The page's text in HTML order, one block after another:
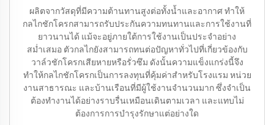
ผลิตจากวัสดุที่มีความต้านทานสูงต่อทั้งน้ำและอากาศ ทำให้
กลไกชักโครกสามารถรับประกันความทนทานและการใช้งานที่
ยาวนานได้ แม้จะอยู่ภายใต้การใช้งานเป็นประจำอย่าง
สม่ำเสมอ ตัวกลไกยังสามารถทนต่อปัญหาทั่วไปที่เกี่ยวข้องกับ
วาล์วชักโครกเสียหายหรือรั่วซึม ดังนั้นความแข็งแกร่งนี้จึง
ทำให้กลไกชักโครกเป็นการลงทุนที่คุ้มค่าสำหรับโรงแรม หน่วย
งานสาธารณะ และบ้านเรือนที่มีผู้ใช้งานจำนวนมาก ซึ่งจำเป็น
ต้องทำงานได้อย่างราบรื่นเหมือนเดินตามเวลา และแทบไม่
ต้องการการบำรุงรักษาแต่อย่างใด